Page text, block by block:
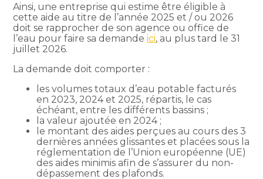
Ainsi, une entreprise qui estime être éligible à
cette aide au titre de l’année 2025 et / ou 2026
doit se rapprocher de son agence ou office de
l’eau pour faire sa demandeici, au plus tard le 31
juillet 2026.
La demande doit comporter :
les volumes totaux d’eau potable facturés
en 2023, 2024 et 2025, répartis, le cas
échéant, entre les différents bassins ;
la valeur ajoutée en 2024 ;
le montant des aides perçues au cours des 3
dernières années glissantes et placées sous la
réglementation de l’Union européenne (UE)
des aides minimis afin de s’assurer du non-
dépassement des plafonds.